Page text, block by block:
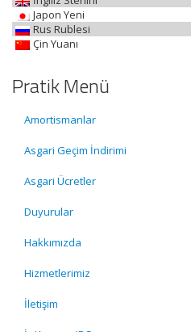
Japon Yeni
Rus Rublesi
Çin Yuanı
Pratik Menü
Amortismanlar
Asgari Geçim İndirimi
Asgari Ücretler
Duyurular
Hakkımızda
Hizmetlerimiz
İletişim